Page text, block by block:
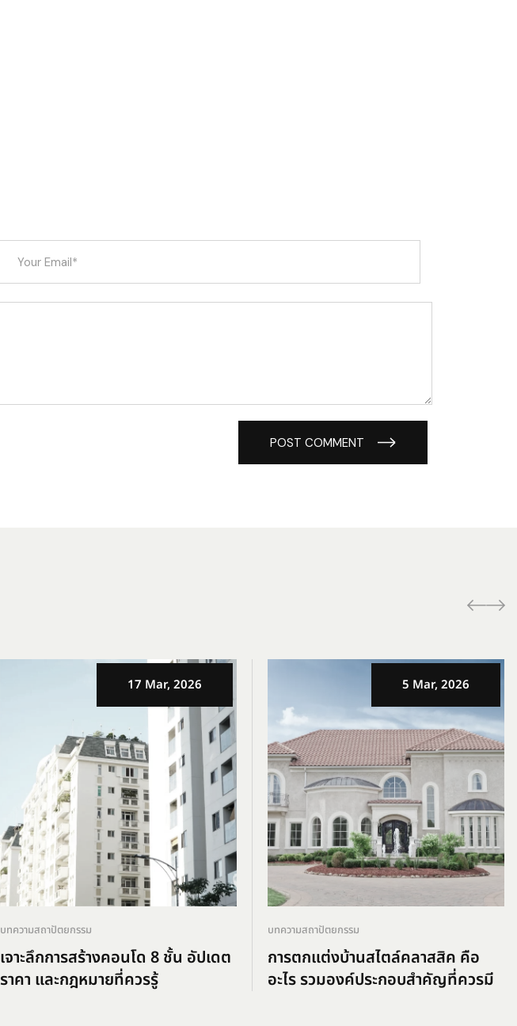
POST COMMENT
17 Mar, 2026
บทความสถาปัตยกรรม
เจาะลึกการสร้างคอนโด 8 ชั้น อัปเดต
ราคา และกฎหมายที่ควรรู้
5 Mar, 2026
บทความสถาปัตยกรรม
การตกแต่งบ้านสไตล์คลาสสิค คือ
อะไร รวมองค์ประกอบสำคัญที่ควรมี